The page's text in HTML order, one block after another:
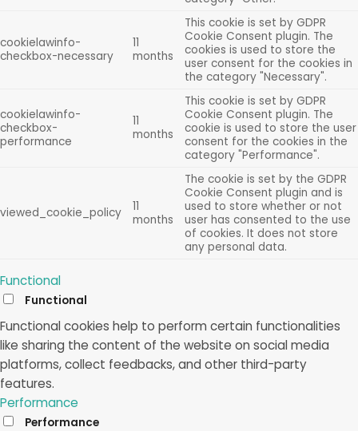
cookielawinfo-
checkbox-necessary
11
months
This cookie is set by GDPR
Cookie Consent plugin. The
cookies is used to store the
user consent for the cookies in
the category "Necessary".
cookielawinfo-
checkbox-
performance
11
months
This cookie is set by GDPR
Cookie Consent plugin. The
cookie is used to store the user
consent for the cookies in the
category "Performance".
viewed_cookie_policy
11
months
The cookie is set by the GDPR
Cookie Consent plugin and is
used to store whether or not
user has consented to the use
of cookies. It does not store
any personal data.
Functional
Functional
Functional cookies help to perform certain functionalities
like sharing the content of the website on social media
platforms, collect feedbacks, and other third-party
features.
Performance
Performance